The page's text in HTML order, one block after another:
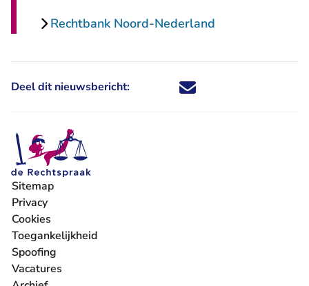
Rechtbank Noord-Nederland
Deel dit nieuwsbericht: Deel dit nieuwsbericht via X -
Deel dit nieuwsbericht via
Deel dit nieuwsbericht
Deel dit
Sitemap
Privacy
Cookies
Toegankelijkheid
Spoofing
Vacatures
- U verlaat Rechtspraak.nl